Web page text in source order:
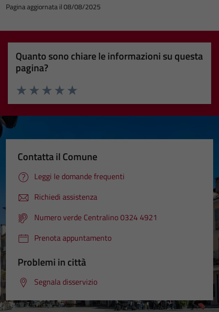
Pagina aggiornata il 08/08/2025
Quanto sono chiare le informazioni su questa
pagina?
Valuta 5 stelle su 5
Valuta 4 stelle su 5
Valuta 3 stelle su 5
Valuta 2 stelle su 5
Valuta 1 stelle su 5
Contatta il Comune
Leggi le domande frequenti
Richiedi assistenza
Numero verde Centralino 0324 4921
Prenota appuntamento
Problemi in città
Segnala disservizio